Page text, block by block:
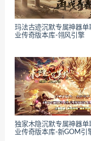
玛法古迹沉默专属神器单
业传奇版本库-翎风引擎
独家木隐沉默专属神器单
业传奇版本库-新GOM引